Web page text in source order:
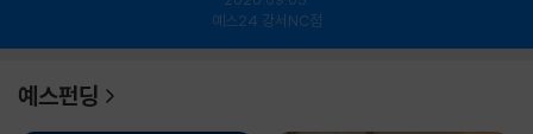
예스24 강서NC점
예스펀딩